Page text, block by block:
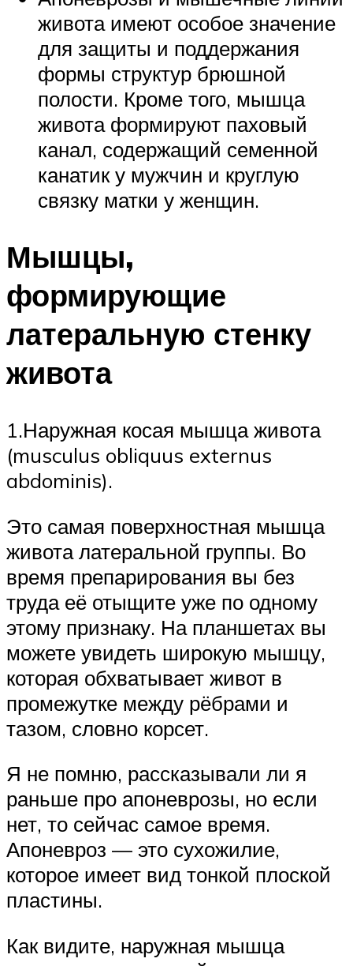
живота имеют особое значение
для защиты и поддержания
формы структур брюшной
полости. Кроме того, мышца
живота формируют паховый
канал, содержащий семенной
канатик у мужчин и круглую
связку матки у женщин.
Мышцы,
формирующие
латеральную стенку
живота
1.Наружная косая мышца живота
(musculus obliquus externus
abdominis).
Это самая поверхностная мышца
живота латеральной группы. Во
время препарирования вы без
труда её отыщите уже по одному
этому признаку. На планшетах вы
можете увидеть широкую мышцу,
которая обхватывает живот в
промежутке между рёбрами и
тазом, словно корсет.
Я не помню, рассказывали ли я
раньше про апоневрозы, но если
нет, то сейчас самое время.
Апоневроз — это сухожилие,
которое имеет вид тонкой плоской
пластины.
Как видите, наружная мышца